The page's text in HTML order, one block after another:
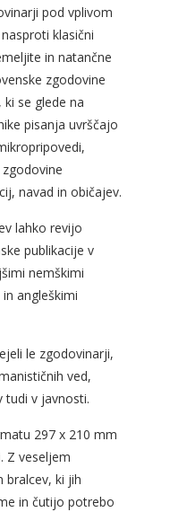
pod vplivom
klasični
in natančne
zgodovine
se glede na
pisanja uvrščajo
navad in običajev.
lahko revijo
publikacije v
nemškimi
angleškimi
le zgodovinarji,
ved,
tudi v javnosti.
297 x 210 mm
Z veseljem
bralcev, ki jih
in čutijo potrebo